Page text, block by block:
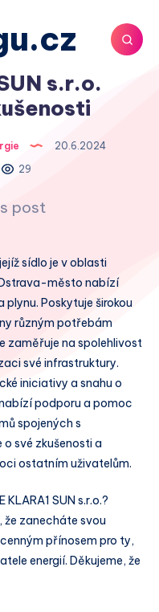
s.r.o.
20.6.2024
29
post
sídlo je v oblasti
město nabízí
Poskytuje širokou
různým potřebám
zaměřuje na spolehlivost
své infrastruktury.
iniciativy a snahu o
podporu a pomoc
spojených s
své zkušenosti a
ostatním uživatelům.
SUN s.r.o.?
zanecháte svou
přínosem pro ty,
energií. Děkujeme, že